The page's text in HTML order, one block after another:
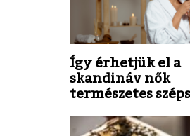
Így érhetjük el a
skandináv nők
természetes